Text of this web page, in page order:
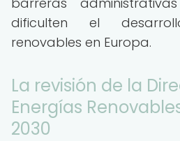
dificulten el
renovables en Europa.
La revisión de la
Energías
2030